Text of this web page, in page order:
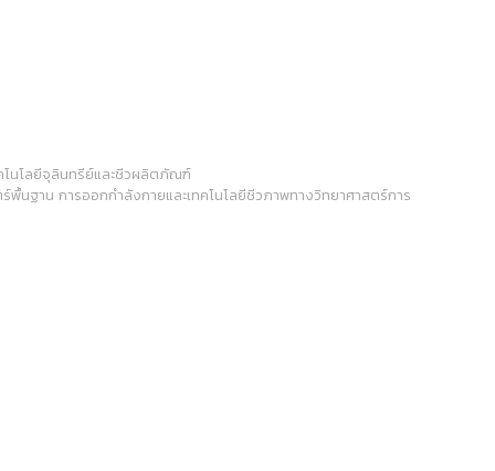
โนโลยีจุลินทรีย์และชีวผลิตภัณฑ์
นฐาน การออกกำลังกายและเทคโนโลยีชีวภาพทางวิทยาศาสตร์การ